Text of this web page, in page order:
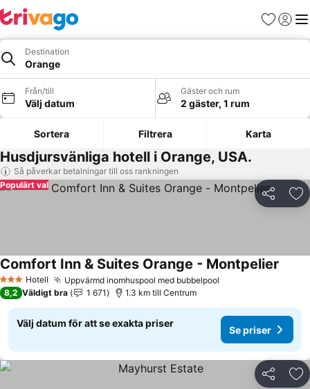
Favoriter
Logga
Destination
Orange
Från/till
Välj datum
Gäster och rum
2 gäster, 1 rum
Sortera Filtrera Karta
Husdjursvänliga hotell i Orange, USA.
Så påverkar betalningar till oss rankningen
Dela
Populärt val
3 StjärnorHotell Uppvärmd inomhuspool med bubbelpool
Comfort Inn & Suites Orange - Montpelier
8,2 Väldigt bra 1 671 1.3 km till Centrum
Välj datum för att se exakta priser
Se priser
Dela